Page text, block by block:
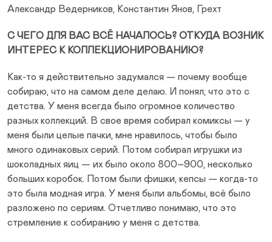
Александр Ведерников, Константин Янов, Грехт
С ЧЕГО ДЛЯ ВАС ВСЁ НАЧАЛОСЬ? ОТКУДА ВОЗНИК
ИНТЕРЕС К КОЛЛЕКЦИОНИРОВАНИЮ?
Как-то я действительно задумался — почему вообще
собираю, что на самом деле делаю. И понял, что это с
детства. У меня всегда было огромное количество
разных коллекций. В свое время собирал комиксы — у
меня были целые пачки, мне нравилось, чтобы было
много одинаковых серий. Потом собирал игрушки из
шоколадных яиц — их было около 800–900, несколько
больших коробок. Потом были фишки, кепсы — когда-то
это была модная игра. У меня были альбомы, всё было
разложено по сериям. Отчетливо понимаю, что это
стремление к собиранию у меня с детства.